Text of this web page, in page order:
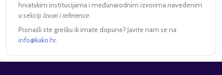
hrvatskim institucijama i međunarodnim izvorima navedenim
u sekciji Izvori i reference.
Pronašli ste grešku ili imate dopune? Javite nam se na
info@kako.hr